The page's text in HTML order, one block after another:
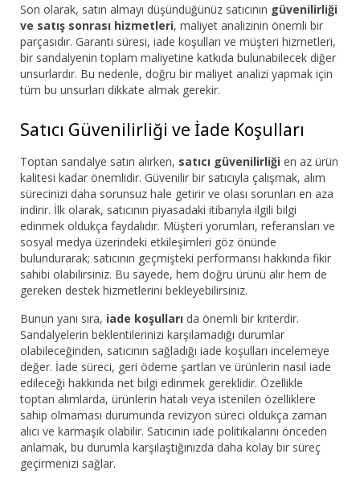
Son olarak, satın almayı düşündüğünüz satıcının güvenilirliği
ve satış sonrası hizmetleri, maliyet analizinin önemli bir
parçasıdır. Garanti süresi, iade koşulları ve müşteri hizmetleri,
bir sandalyenin toplam maliyetine katkıda bulunabilecek diğer
unsurlardır. Bu nedenle, doğru bir maliyet analizi yapmak için
tüm bu unsurları dikkate almak gerekir.
Satıcı Güvenilirliği ve İade Koşulları
Toptan sandalye satın alırken, satıcı güvenilirliği en az ürün
kalitesi kadar önemlidir. Güvenilir bir satıcıyla çalışmak, alım
sürecinizi daha sorunsuz hale getirir ve olası sorunları en aza
indirir. İlk olarak, satıcının piyasadaki itibarıyla ilgili bilgi
edinmek oldukça faydalıdır. Müşteri yorumları, referansları ve
sosyal medya üzerindeki etkileşimleri göz önünde
bulundurarak; satıcının geçmişteki performansı hakkında fikir
sahibi olabilirsiniz. Bu sayede, hem doğru ürünü alır hem de
gereken destek hizmetlerini bekleyebilirsiniz.
Bunun yanı sıra, iade koşulları da önemli bir kriterdir.
Sandalyelerin beklentilerinizi karşılamadığı durumlar
olabileceğinden, satıcının sağladığı iade koşulları incelemeye
değer. İade süreci, geri ödeme şartları ve ürünlerin nasıl iade
edileceği hakkında net bilgi edinmek gereklidir. Özellikle
toptan alımlarda, ürünlerin hatalı veya istenilen özelliklere
sahip olmaması durumunda revizyon süreci oldukça zaman
alıcı ve karmaşık olabilir. Satıcının iade politikalarını önceden
anlamak, bu durumla karşılaştığınızda daha kolay bir süreç
geçirmenizi sağlar.